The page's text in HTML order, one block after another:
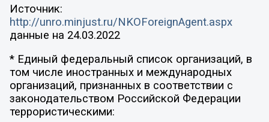
Источник:
http://unro.minjust.ru/NKOForeignAgent.aspx
данные на 24.03.2022
* Единый федеральный список организаций, в
том числе иностранных и международных
организаций, признанных в соответствии с
законодательством Российской Федерации
террористическими: